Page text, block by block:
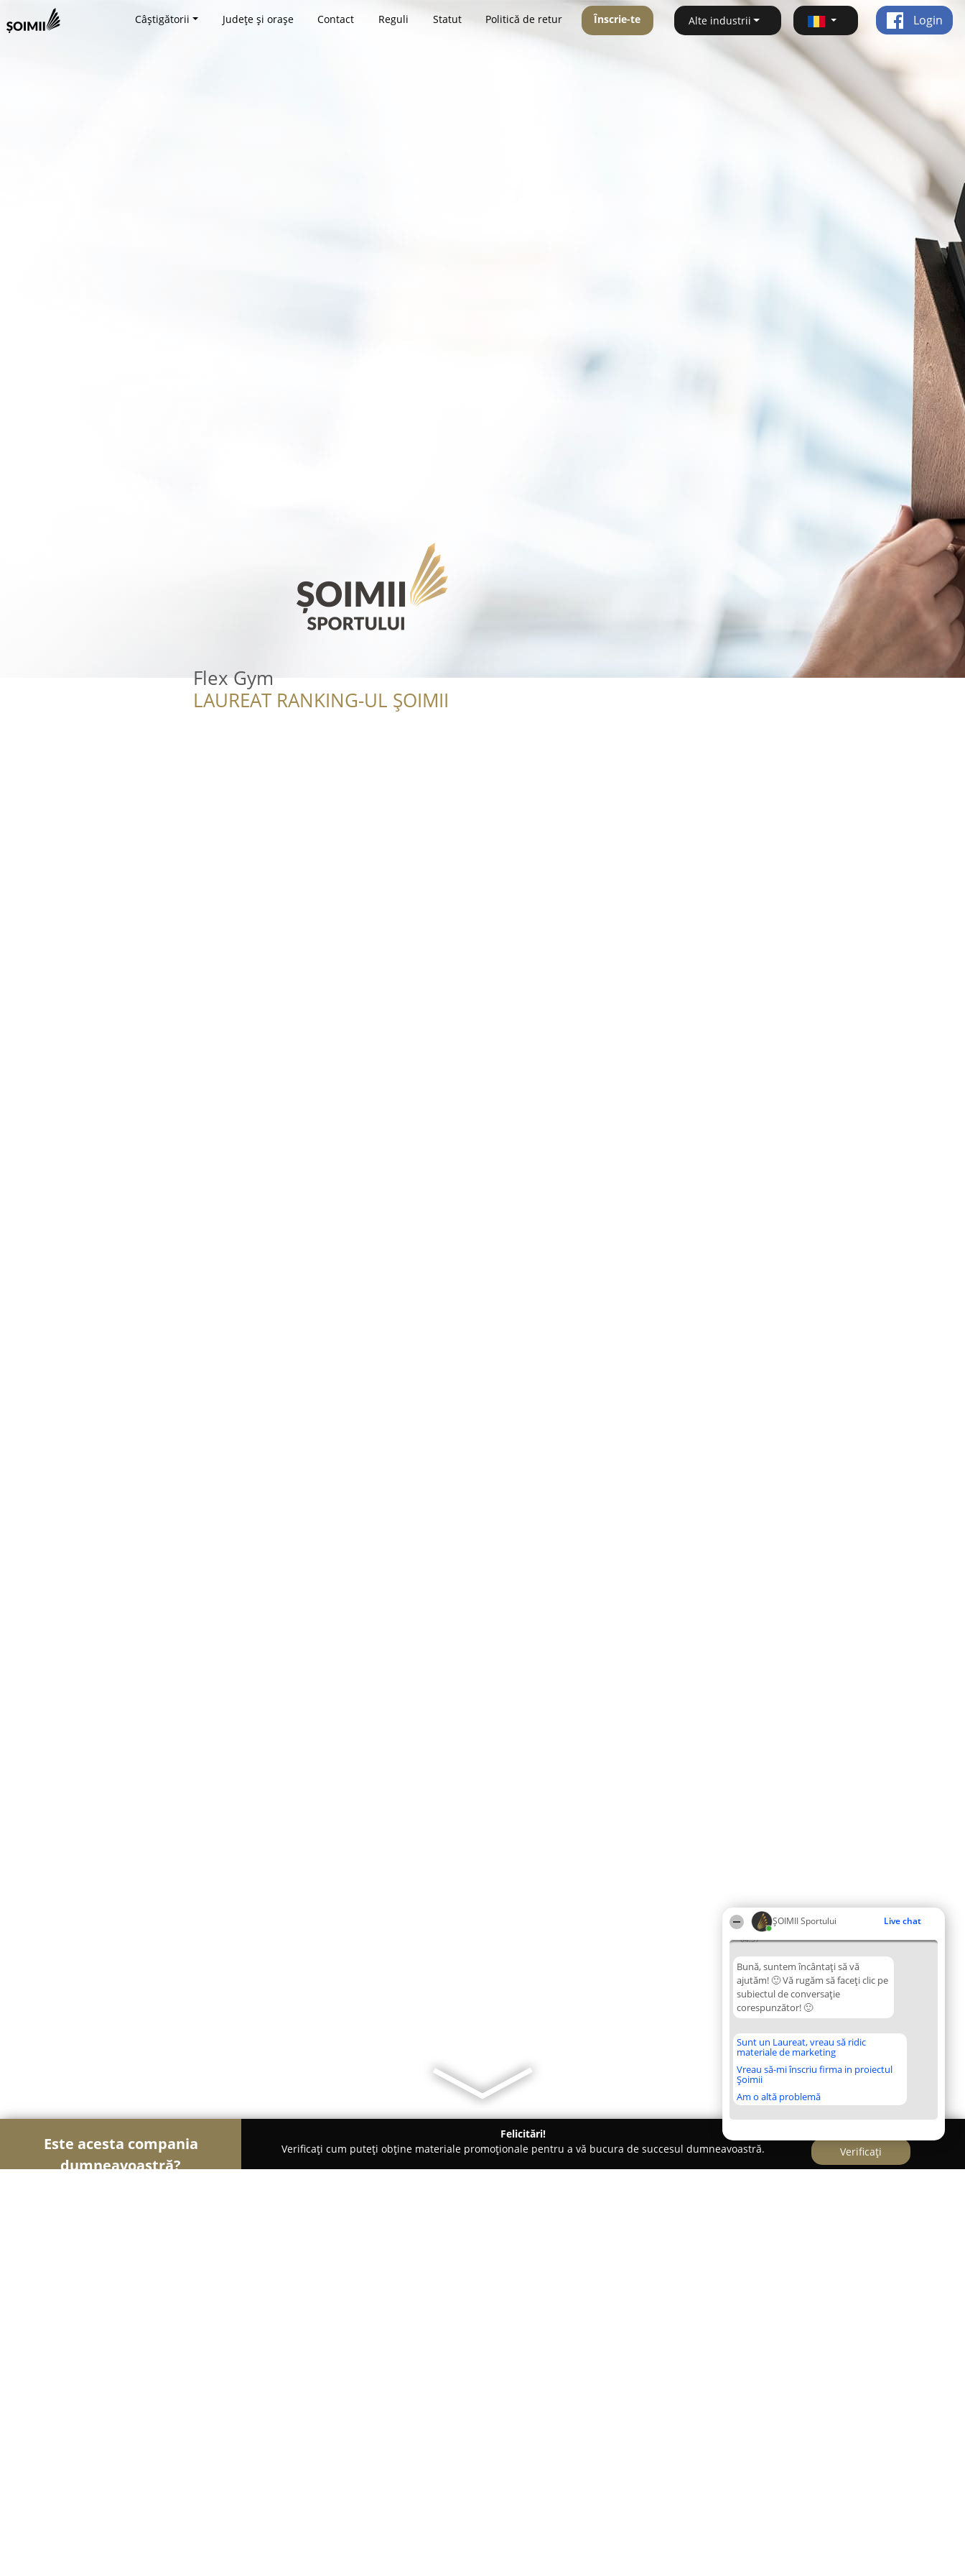
ȘOIMII Sportului Live chat
04:37
Bună, suntem încântați să vă
ajutăm! 🙂 Vă rugăm să faceți clic pe
subiectul de conversație
corespunzător! 🙂
Sunt un Laureat, vreau să ridic
materiale de marketing
Vreau să-mi înscriu firma in proiectul
Șoimii
Am o altă problemă
Câștigătorii Județe și orașe Contact Reguli Statut Politică de retur Înscrie-te Alte industrii Login
Flex Gym
LAUREAT RANKING-UL ȘOIMII
Este acesta compania
dumneavoastră?
Felicitări!
Verificați cum puteți obține materiale promoționale pentru a vă bucura de succesul dumneavoastră.
Verificați